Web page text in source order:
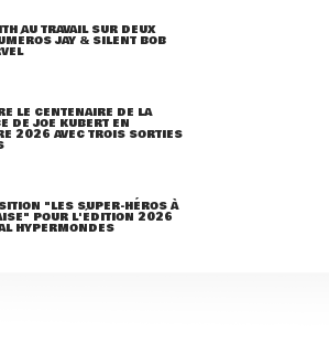
AU TRAVAIL SUR DEUX
JAY & SILENT BOB
LE CENTENAIRE DE LA
DE JOE KUBERT EN
2026 AVEC TROIS SORTIES
"LES SUPER-HÉROS À
POUR L'ÉDITION 2026
HYPERMONDES